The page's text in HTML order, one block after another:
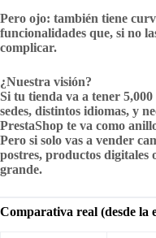
Pero ojo: también tiene
funcionalidades que, si no
complicar.
¿Nuestra visión?
Si tu tienda va a tener
sedes, distintos idiomas, y
PrestaShop te va como
Pero si solo vas a vender
postres, productos
grande.
Comparativa real (desde la